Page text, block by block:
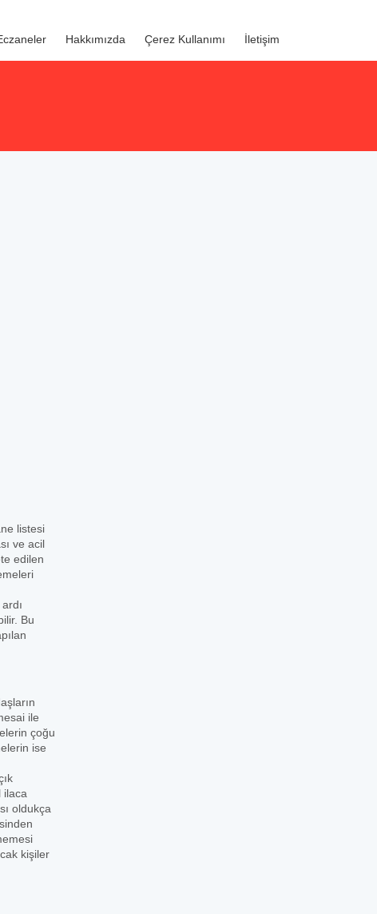
Hakkımızda Çerez Kullanımı İletişim
listesi
ve acil
edilen
Bu
ile
çoğu
ise
ilaca
oldukça
kişiler